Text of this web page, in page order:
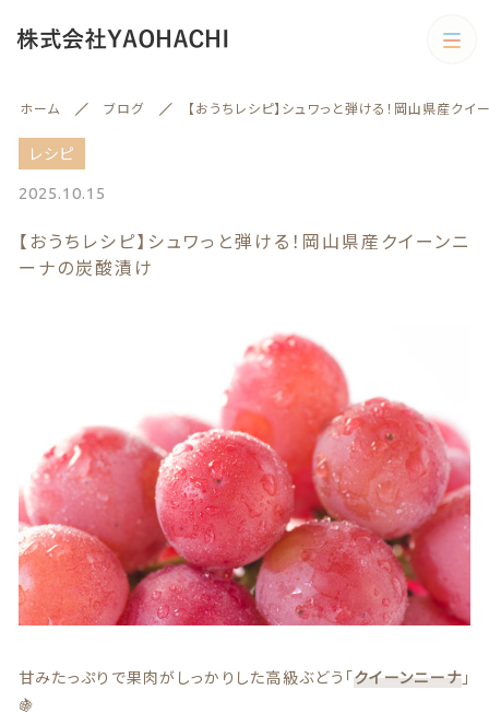
ホーム ブログ 【おうちレシピ】シュワっと弾ける！岡山県産ク
レシピ
2025.10.15
【おうちレシピ】シュワっと弾ける！岡山県産クイーンニ
ーナの炭酸漬け
甘みたっぷりで果肉がしっかりした高級ぶどう「クイーンニーナ 」
🍇
カテゴリー
野菜
訳あり商品
カテゴリー一覧
旬の商品
果物
訳あり商品
贈答用商品
価格帯
～
その他